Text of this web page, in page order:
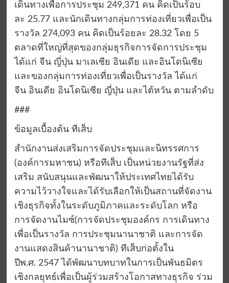
เดินทางเพื่อการประชุม 249,371 คน คิดเป็นร้อบ
ละ 25.77 และนักเดินทางกลุ่มการท่องเที่ยวเพื่อเป็น
รางวัล 274,093 คน คิดเป็นร้อยละ 28.32 โดย 5
ตลาดที่ใหญ่ที่สุดของกลุ่มธุรกิจการจัดการประชุม
ได้แก่ จีน ญี่ปุ่น มาเลเซีย อินเดีย และอินโดนิเซีย
และของกลุ่มการท่องเที่ยวเพื่อเป็นรางวัล ได้แก่
จีน อินเดีย อินโดนิเซีย ญี่ปุ่น และไต้หวัน ตามลำดับ
###
ข้อมูลเบื้องต้น ทีเส็บ
สำนักงานส่งเสริมการจัดประชุมและนิทรรศการ
(องค์การมหาชน) หรือทีเส็บ เป็นหน่วยงานรัฐที่ส่ง
เสริม สนับสนุนและพัฒนาให้ประเทศไทยได้รับ
ความไว้วางใจและได้รับเลือกให้เป็นสถานที่จัดงาน
เชิงธุรกิจทั้งในระดับภูมิภาคและระดับโลก หรือ
การจัดงานไมซ์(การจัดประชุมองค์กร การเดินทาง
เพื่อเป็นรางวัล การประชุมนานาชาติ และการจัด
งานแสดงสินค้านานาชาติ) ทีเส็บก่อตั้งใน
ปีพ.ศ. 2547 ได้พัฒนาบทบาทในการเป็นพันธมิตร
เชิงกลยุทธ์เพื่อเป็นผู้ร่วมสร้างโอกาสทางธุรกิจ ร่วม